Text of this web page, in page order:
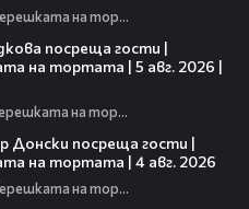
Черешката на тортата
посреща гости |
на тортата | 5 авг. 2026 |
Черешката на тортата
Донски посреща гости |
на тортата | 4 авг. 2026
Черешката на тортата